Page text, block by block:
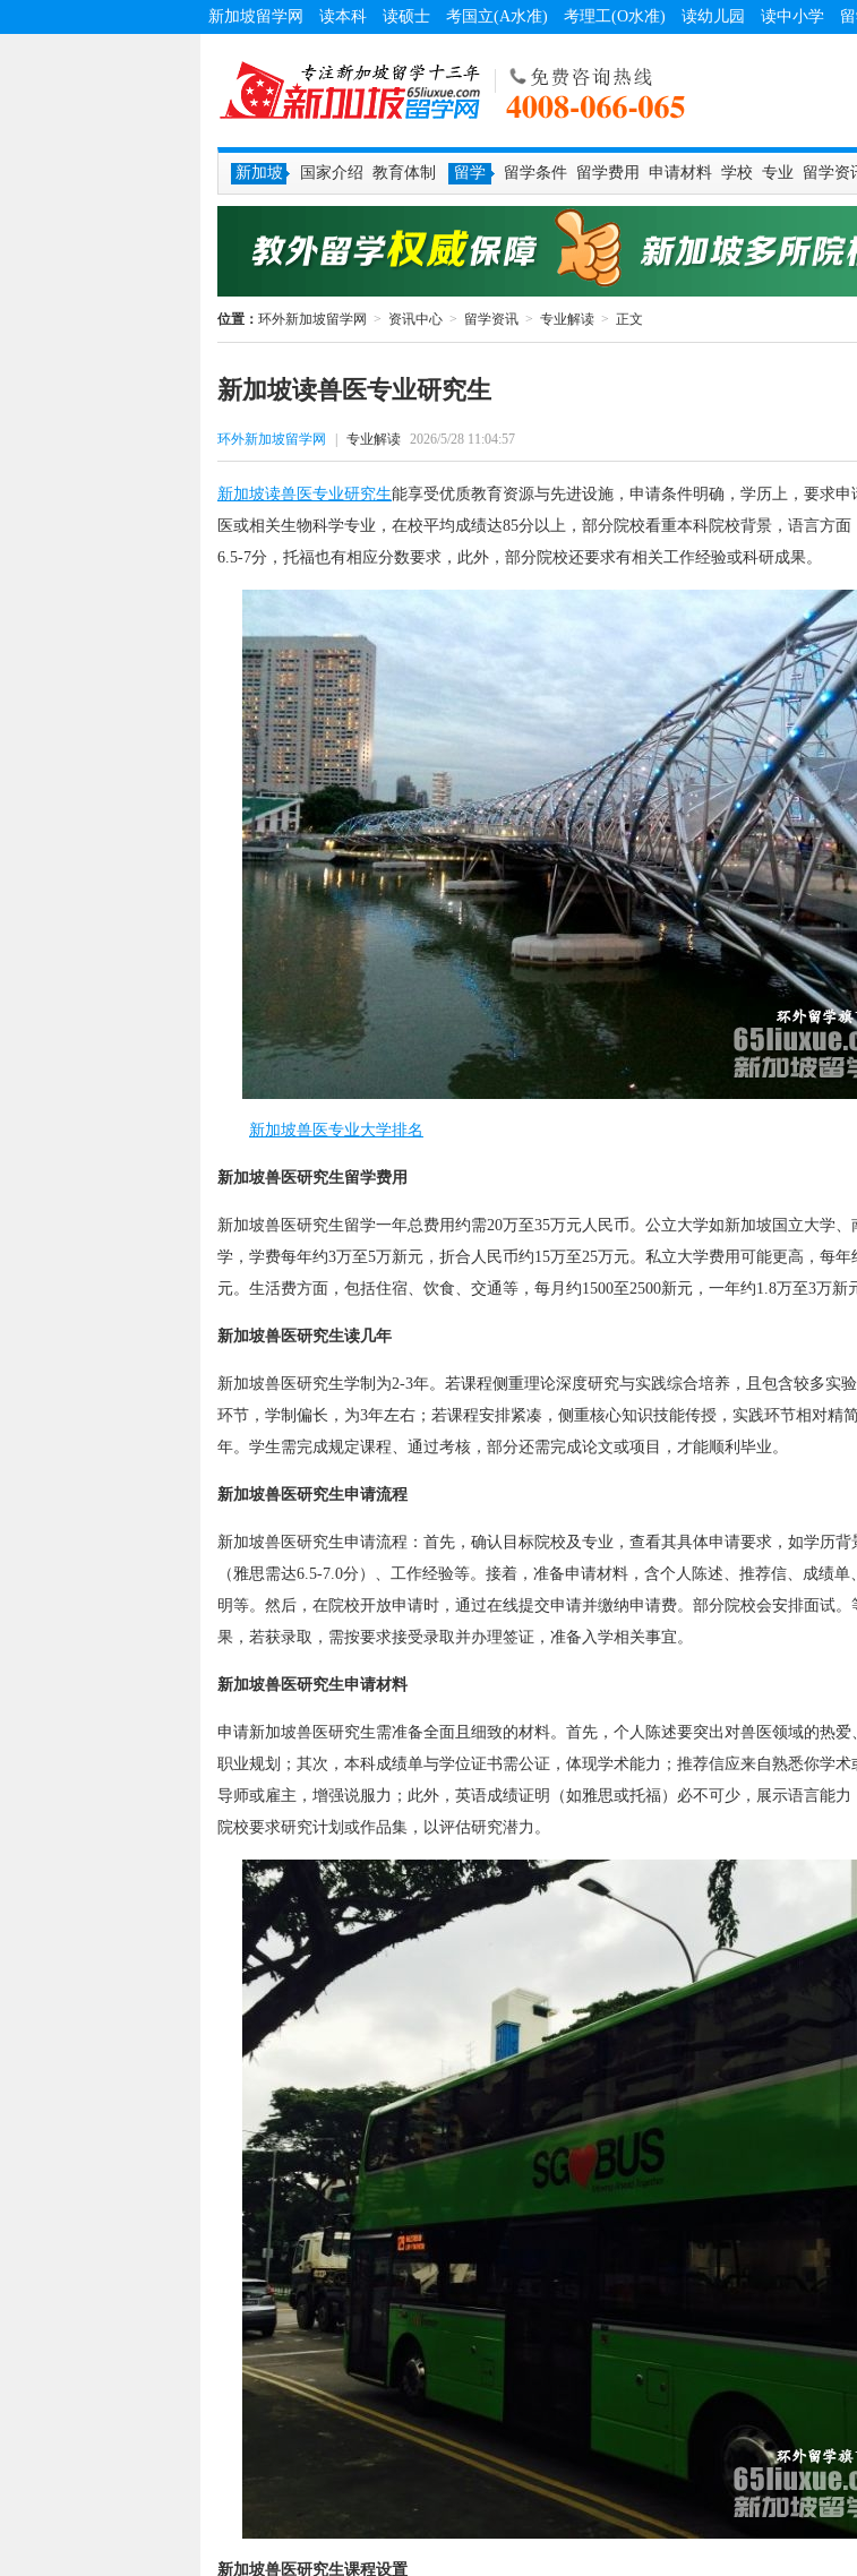
新加坡留学网 读本科 读硕士 考国立(A水准) 考理工(O水准) 读幼儿园 读中小学
新加坡 国家介绍 教育体制 留学 留学条件 留学费用 申请材料 学校 专业 留学资
位置： 环外新加坡留学网 > 资讯中心 > 留学资讯 > 专业解读 > 正文
新加坡读兽医专业研究生
环外新加坡留学网 专业解读 2026/5/28 11:04:57
新加坡读兽医专业研究生能享受优质教育资源与先进设施，申请条件明确，学历上，要求申
医或相关生物科学专业，在校平均成绩达85分以上，部分院校看重本科院校背景，语言方面
6.5-7分，托福也有相应分数要求，此外，部分院校还要求有相关工作经验或科研成果。
新加坡兽医专业大学排名
新加坡兽医研究生留学费用
新加坡兽医研究生留学一年总费用约需20万至35万元人民币。公立大学如新加坡国立大学、
学，学费每年约3万至5万新元，折合人民币约15万至25万元。私立大学费用可能更高，每年
元。生活费方面，包括住宿、饮食、交通等，每月约1500至2500新元，一年约1.8万至3万新
新加坡兽医研究生读几年
新加坡兽医研究生学制为2-3年。若课程侧重理论深度研究与实践综合培养，且包含较多实
环节，学制偏长，为3年左右；若课程安排紧凑，侧重核心知识技能传授，实践环节相对精
年。学生需完成规定课程、通过考核，部分还需完成论文或项目，才能顺利毕业。
新加坡兽医研究生申请流程
新加坡兽医研究生申请流程：首先，确认目标院校及专业，查看其具体申请要求，如学历背
（雅思需达6.5-7.0分）、工作经验等。接着，准备申请材料，含个人陈述、推荐信、成绩单
明等。然后，在院校开放申请时，通过在线提交申请并缴纳申请费。部分院校会安排面试。
果，若获录取，需按要求接受录取并办理签证，准备入学相关事宜。
新加坡兽医研究生申请材料
申请新加坡兽医研究生需准备全面且细致的材料。首先，个人陈述要突出对兽医领域的热爱
职业规划；其次，本科成绩单与学位证书需公证，体现学术能力；推荐信应来自熟悉你学术
导师或雇主，增强说服力；此外，英语成绩证明（如雅思或托福）必不可少，展示语言能力
院校要求研究计划或作品集，以评估研究潜力。
新加坡兽医研究生课程设置